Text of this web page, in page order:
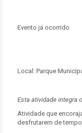
Evento já ocorrido
Local: Parque
Esta atividade integra
Atividade que
desfrutarem de